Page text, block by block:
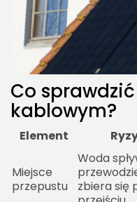
Co
kablowym?
Element
Miejsce
przepustu
Woda
zbiera się